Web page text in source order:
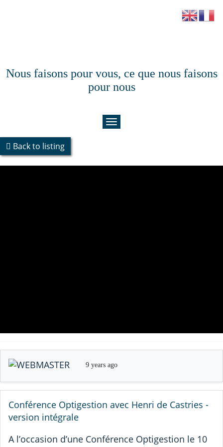
Nous faisons pour vous, ce que nous faisons
pour nous
Back to listing
9 years ago
Conférence Optigestion avec Henri de Castries -
version intégrale
A l’occasion d’une Conférence Optigestion le 10